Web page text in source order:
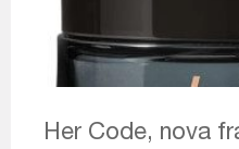
Her Code, nova